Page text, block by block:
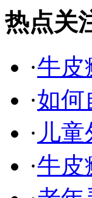
热点关
·牛皮
·如何
· 儿
·牛皮